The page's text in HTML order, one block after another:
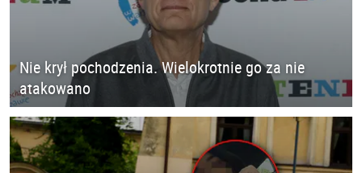
Nie krył pochodzenia. Wielokrotnie go za nie
atakowano